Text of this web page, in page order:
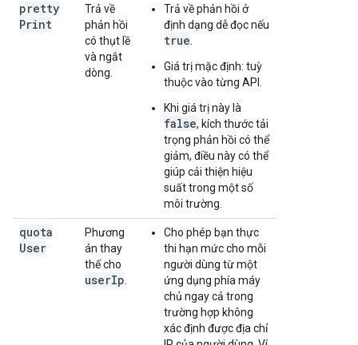
pretty
Print
Trả về
phản hồi
có thụt lề
và ngắt
dòng.
Trả về phản hồi ở
định dạng dễ đọc nếu
true
Giá trị mặc định: tuỳ
thuộc vào từng API.
Khi giá trị này là
false, kích thước tải
trọng phản hồi có thể
giảm, điều này có thể
giúp cải thiện hiệu
suất trong một số
môi trường.
quota
User
Phương
án thay
thế cho
userIp
Cho phép bạn thực
thi hạn mức cho mỗi
người dùng từ một
ứng dụng phía máy
chủ ngay cả trong
trường hợp không
xác định được địa chỉ